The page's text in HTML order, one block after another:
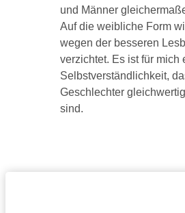
und Männer
Auf die weibliche Form
wegen der besseren
verzichtet. Es ist für mich
Selbstverständlichkeit,
Geschlechter
sind.